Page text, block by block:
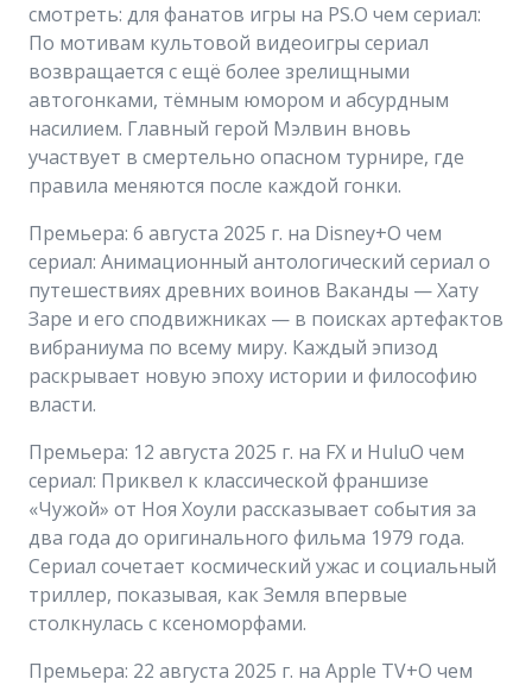
смотреть: для фанатов игры на PS.О чем сериал:
По мотивам культовой видеоигры сериал
возвращается с ещё более зрелищными
автогонками, тёмным юмором и абсурдным
насилием. Главный герой Мэлвин вновь
участвует в смертельно опасном турнире, где
правила меняются после каждой гонки.
Премьера: 6 августа 2025 г. на Disney+О чем
сериал: Анимационный антологический сериал о
путешествиях древних воинов Ваканды — Хату
Заре и его сподвижниках — в поисках артефактов
вибраниума по всему миру. Каждый эпизод
раскрывает новую эпоху истории и философию
власти.
Премьера: 12 августа 2025 г. на FX и HuluО чем
сериал: Приквел к классической франшизе
«Чужой» от Ноя Хоули рассказывает события за
два года до оригинального фильма 1979 года.
Сериал сочетает космический ужас и социальный
триллер, показывая, как Земля впервые
столкнулась с ксеноморфами.
Премьера: 22 августа 2025 г. на Apple TV+О чем